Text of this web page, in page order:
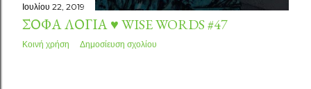
Ιουλίου 22, 2019
ΣΟΦΆ ΛΌΓΙΑ ♥ WISE WORDS #47
Κοινή χρήση Δημοσίευση σχολίου